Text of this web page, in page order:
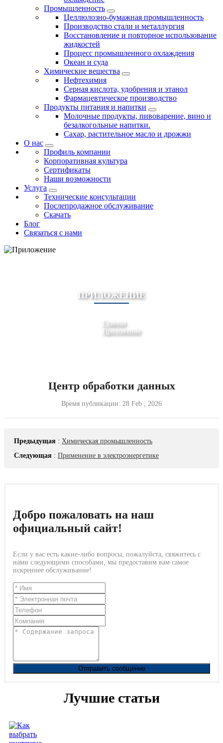
Промышленность
Целлюлозно-бумажная промышленность
Производство стали и металлургия
Восстановление и повторное использование
жидкостей
Процесс промышленного охлаждения
Океан и суда
Химические вещества
Нефтехимия
Серная кислота, удобрения и этанол
Фармацевтическое производство
Продукты питания и напитки
Молочные продукты, пивоварение, вино и
безалкогольные напитки.
Сахар, растительное масло и дрожжи
О нас
Профиль компании
Корпоративная культура
Сертификаты
Наши возможности
Услуга
Технические консультации
Послепродажное обслуживание
Скачать
Блог
Связаться с нами
ПРИЛОЖЕНИЕ
Главная
Приложение
Центр обработки данных
Время публикации: 28 Feb , 2026
Предыдущая : Химическая промышленность
Следующая : Применение в электроэнергетике
Добро пожаловать на наш
официальный сайт!
Если у вас есть какие-либо вопросы, пожалуйста, свяжитесь с
нами следующими способами, мы предоставим вам самое
искреннее обслуживание!
Отправить сообщение
Лучшие статьи